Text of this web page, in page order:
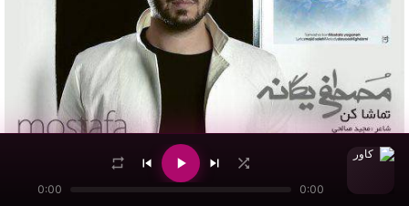
0:00
0:00